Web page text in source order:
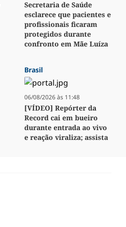
Secretaria de Saúde
esclarece que pacientes e
profissionais ficaram
protegidos durante
confronto em Mãe Luíza
Brasil
06/08/2026 às 11:48
[VÍDEO] Repórter da
Record cai em bueiro
durante entrada ao vivo
e reação viraliza; assista